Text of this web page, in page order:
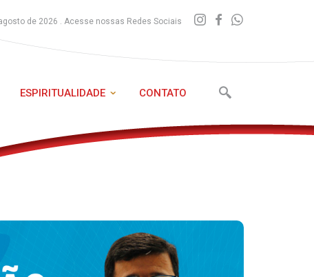
de 2026 . Acesse nossas Redes Sociais
ESPIRITUALIDADE CONTATO